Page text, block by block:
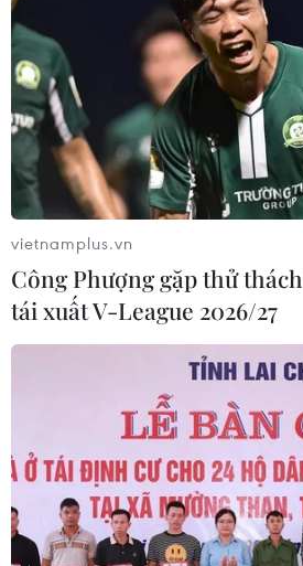
vietnamplus.vn
Công Phượng gặp thử
tái xuất V-League 2026/27